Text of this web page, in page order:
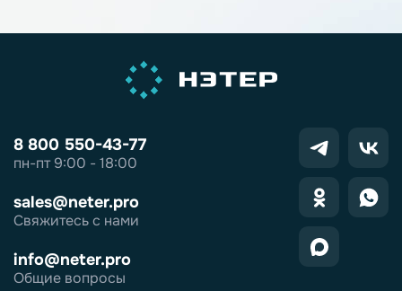
8 800 550-43-77
пн-пт 9:00 - 18:00
sales@neter.pro
Свяжитесь с нами
info@neter.pro
Общие вопросы